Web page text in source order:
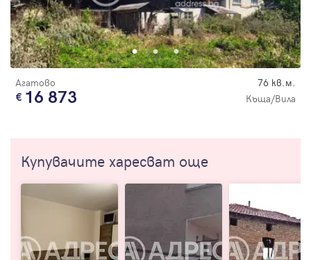
Агатово 76 кв.м.
16 873 Къща/Вила
Купувачите харесват още